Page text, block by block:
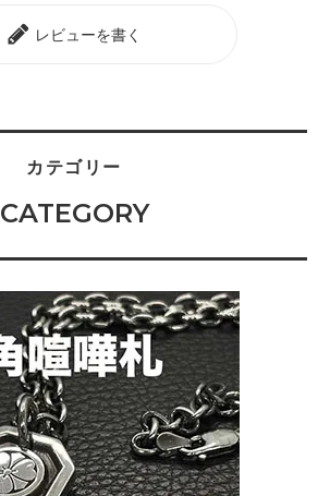
レビューを書く
カテゴリー
CATEGORY